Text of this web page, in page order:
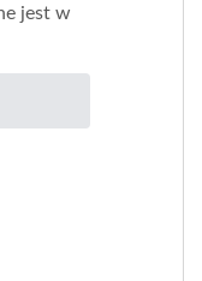
jest w